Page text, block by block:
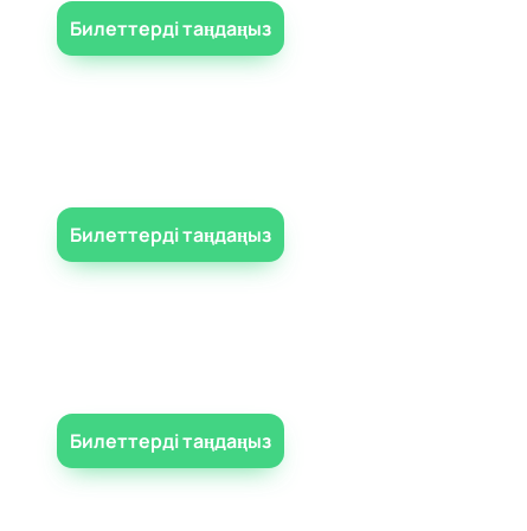
Билеттерді таңдаңыз
Билеттерді таңдаңыз
Билеттерді таңдаңыз